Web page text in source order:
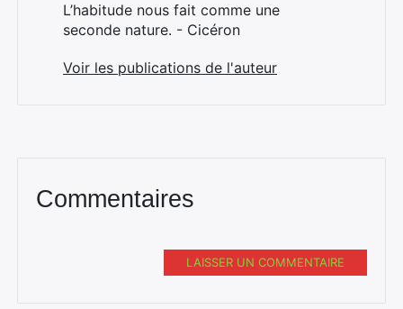
L’habitude nous fait comme une
seconde nature. - Cicéron
Voir les publications de l'auteur
Commentaires
LAISSER UN COMMENTAIRE